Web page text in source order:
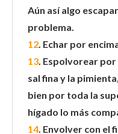
Aún así algo
problema.
12. Echar por
13. Espolvorear por
sal fina y la
bien por toda la
hígado lo más
14. Envolver con el